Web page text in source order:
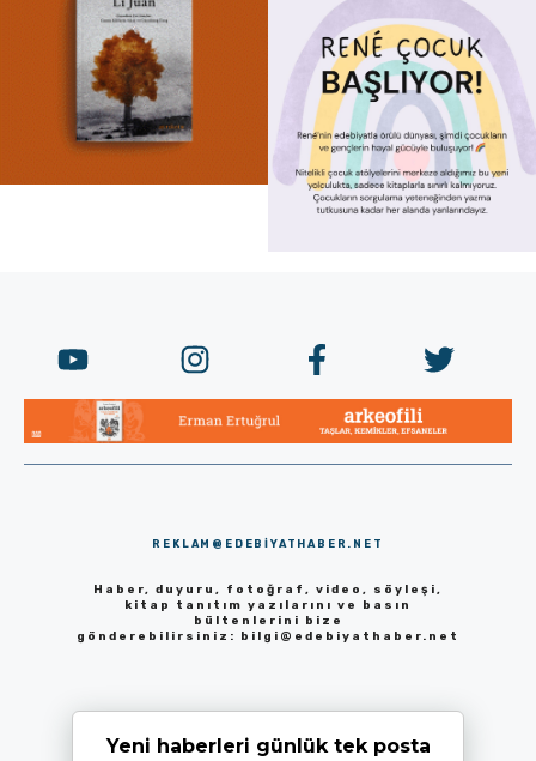
REKLAM@EDEBIYATHABER.NET
Haber, duyuru, fotoğraf, video, söyleşi,
kitap tanıtım yazılarını ve basın
bültenlerini bize
gönderebilirsiniz: bilgi@edebiyathaber.net
Yeni haberleri günlük tek posta